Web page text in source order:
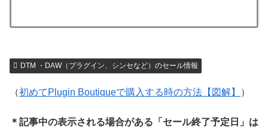
DTM ・DAW（プラグイン、シンセなど）のセール情報
（初めてPlugin Boutiqueで購入する時の方法【図解】 ）
＊記事中の表示される場合がある「セール終了予定日」は